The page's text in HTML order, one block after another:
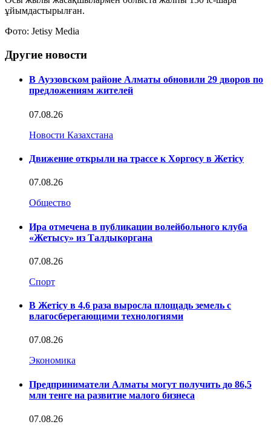
ұйымдастырылған.
Фото: Jetisy Media
Другие новости
В Ауэзовском районе Алматы обновили 29 дворов по
предложениям жителей
07.08.26
Новости Казахстана
Движение открыли на трассе к Хоргосу в Жетісу
07.08.26
Общество
Ира отмечена в публикации волейбольного клуба
«Жетысу» из Талдыкоргана
07.08.26
Спорт
В Жетісу в 4,6 раза выросла площадь земель с
влагосберегающими технологиями
07.08.26
Экономика
Предприниматели Алматы могут получить до 86,5
млн тенге на развитие малого бизнеса
07.08.26